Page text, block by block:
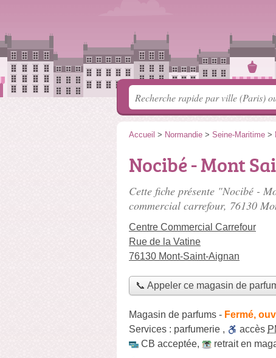
Accueil > Normandie > Seine-Maritime >
Nocibé - Mont
Cette fiche présente "Nocibé -
commercial carrefour, 76130
Centre Commercial Carrefour
Rue de la Vatine
76130 Mont-Saint-Aignan
📞 Appeler ce magasin de
Magasin de parfums - Fermé,
Services : parfumerie , accès
CB acceptée,
retrait en